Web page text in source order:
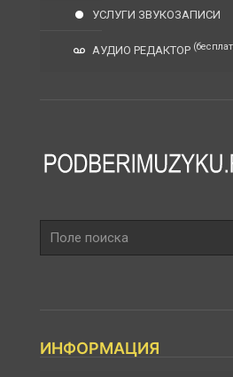
УСЛУГИ ЗВУКОЗАПИСИ
АУДИО РЕДАКТОР
поиска
ИНФОРМАЦИЯ